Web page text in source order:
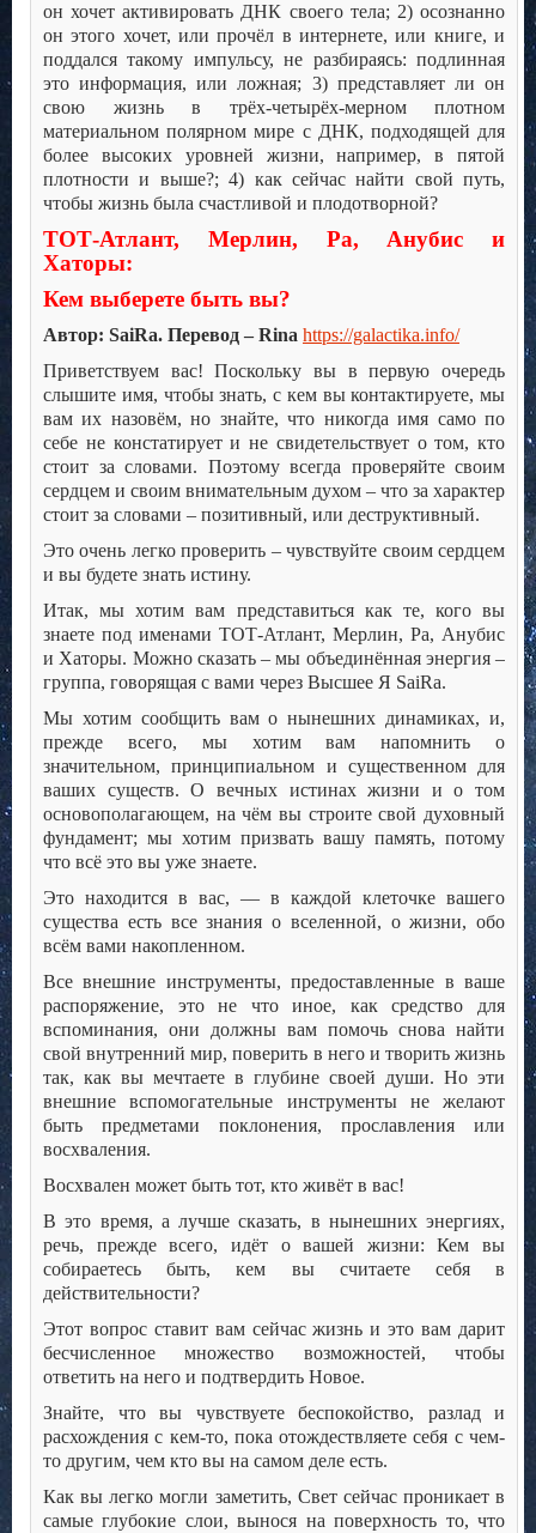
он хочет активировать ДНК своего тела; 2) осознанно
он этого хочет, или прочёл в интернете, или книге, и
поддался такому импульсу, не разбираясь: подлинная
это информация, или ложная; 3) представляет ли он
свою жизнь в трёх-четырёх-мерном плотном
материальном полярном мире с ДНК, подходящей для
более высоких уровней жизни, например, в пятой
плотности и выше?; 4) как сейчас найти свой путь,
чтобы жизнь была счастливой и плодотворной?
ТОТ-Атлант, Мерлин, Ра, Анубис и
Хаторы:
Кем выберете быть вы?
Автор: SaiRa. Перевод – Rina https://galactika.info/
Приветствуем вас! Поскольку вы в первую очередь
слышите имя, чтобы знать, с кем вы контактируете, мы
вам их назовём, но знайте, что никогда имя само по
себе не констатирует и не свидетельствует о том, кто
стоит за словами. Поэтому всегда проверяйте своим
сердцем и своим внимательным духом – что за характер
стоит за словами – позитивный, или деструктивный.
Это очень легко проверить – чувствуйте своим сердцем
и вы будете знать истину.
Итак, мы хотим вам представиться как те, кого вы
знаете под именами ТОТ-Атлант, Мерлин, Ра, Анубис
и Хаторы. Можно сказать – мы объединённая энергия –
группа, говорящая с вами через Высшее Я SaiRa.
Мы хотим сообщить вам о нынешних динамиках, и,
прежде всего, мы хотим вам напомнить о
значительном, принципиальном и существенном для
ваших существ. О вечных истинах жизни и о том
основополагающем, на чём вы строите свой духовный
фундамент; мы хотим призвать вашу память, потому
что всё это вы уже знаете.
Это находится в вас, — в каждой клеточке вашего
существа есть все знания о вселенной, о жизни, обо
всём вами накопленном.
Все внешние инструменты, предоставленные в ваше
распоряжение, это не что иное, как средство для
вспоминания, они должны вам помочь снова найти
свой внутренний мир, поверить в него и творить жизнь
так, как вы мечтаете в глубине своей души. Но эти
внешние вспомогательные инструменты не желают
быть предметами поклонения, прославления или
восхваления.
Восхвален может быть тот, кто живёт в вас!
В это время, а лучше сказать, в нынешних энергиях,
речь, прежде всего, идёт о вашей жизни: Кем вы
собираетесь быть, кем вы считаете себя в
действительности?
Этот вопрос ставит вам сейчас жизнь и это вам дарит
бесчисленное множество возможностей, чтобы
ответить на него и подтвердить Новое.
Знайте, что вы чувствуете беспокойство, разлад и
расхождения с кем-то, пока отождествляете себя с чем-
то другим, чем кто вы на самом деле есть.
Как вы легко могли заметить, Свет сейчас проникает в
самые глубокие слои, вынося на поверхность то, что